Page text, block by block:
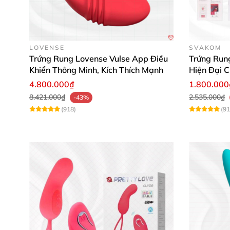
Hướng dẫn sử dụng đơn giản, nhanh
Trước khi dùng, hãy vệ sinh sạch sẽ sản
LOVENSE
Trứng Rung Lovense Vulse App Điều
Khiển Thông Minh, Kích Thích Mạnh
4.800.000₫
8.421.000₫
-43%
(918)
SVAKOM
Trứng
Hiện Đại
2.535.000₫